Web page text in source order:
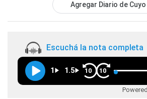
Agregar Diario de Cuyo
Escuchá la nota completa
1 1.5 10 10